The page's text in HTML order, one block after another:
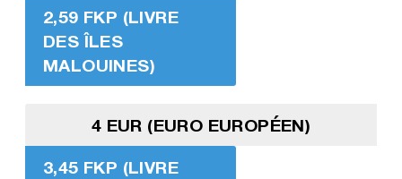
2,59 FKP (LIVRE
DES ÎLES
MALOUINES)
4 EUR (EURO EUROPÉEN)
3,45 FKP (LIVRE